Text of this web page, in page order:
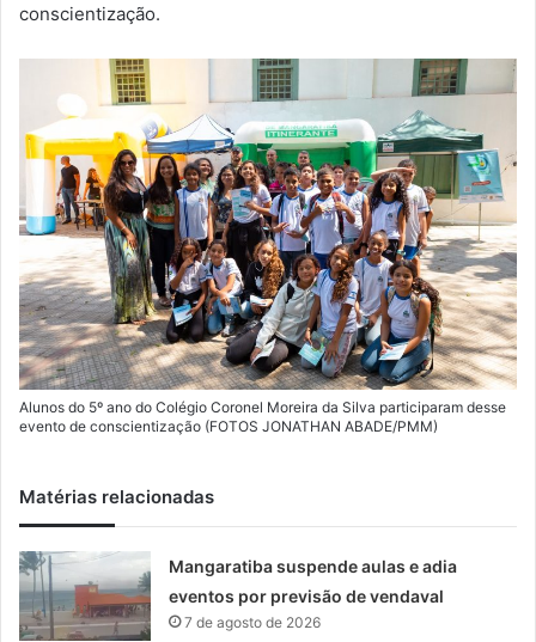
conscientização.
Alunos do 5º ano do Colégio Coronel Moreira da Silva participaram desse
evento de conscientização (FOTOS JONATHAN ABADE/PMM)
Matérias relacionadas
Mangaratiba suspende aulas e adia
eventos por previsão de vendaval
7 de agosto de 2026